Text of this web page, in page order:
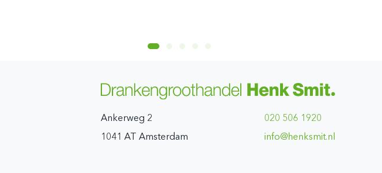
Ankerweg 2
1041 AT Amsterdam
020 506 1920
ln.timskneh@ofni